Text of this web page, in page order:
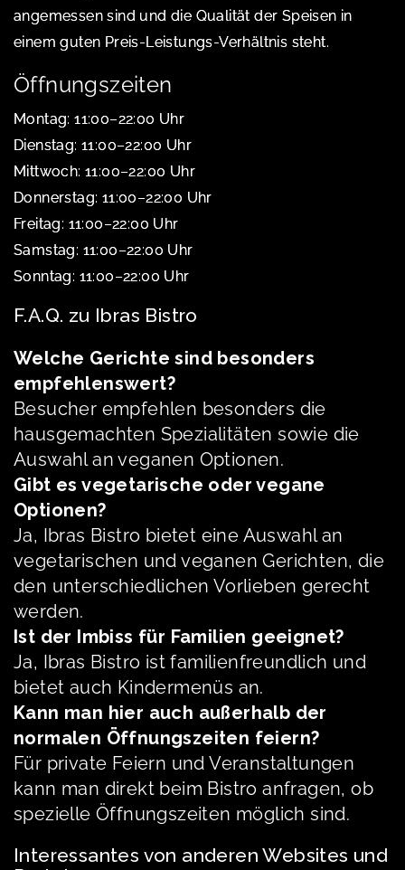
angemessen sind und die Qualität der Speisen in
einem guten Preis-Leistungs-Verhältnis steht.
Öffnungszeiten
Montag: 11:00–22:00 Uhr
Dienstag: 11:00–22:00 Uhr
Mittwoch: 11:00–22:00 Uhr
Donnerstag: 11:00–22:00 Uhr
Freitag: 11:00–22:00 Uhr
Samstag: 11:00–22:00 Uhr
Sonntag: 11:00–22:00 Uhr
F.A.Q. zu Ibras Bistro
Welche Gerichte sind besonders
empfehlenswert?
Besucher empfehlen besonders die
hausgemachten Spezialitäten sowie die
Auswahl an veganen Optionen.
Gibt es vegetarische oder vegane
Optionen?
Ja, Ibras Bistro bietet eine Auswahl an
vegetarischen und veganen Gerichten, die
den unterschiedlichen Vorlieben gerecht
werden.
Ist der Imbiss für Familien geeignet?
Ja, Ibras Bistro ist familienfreundlich und
bietet auch Kindermenüs an.
Kann man hier auch außerhalb der
normalen Öffnungszeiten feiern?
Für private Feiern und Veranstaltungen
kann man direkt beim Bistro anfragen, ob
spezielle Öffnungszeiten möglich sind.
Interessantes von anderen Websites und